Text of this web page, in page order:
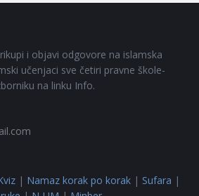
i objavi odgovore na islamska
učenjaci sve četiri pravne škole-
na linku Info.
| Namaz korak po korak | Sufara |